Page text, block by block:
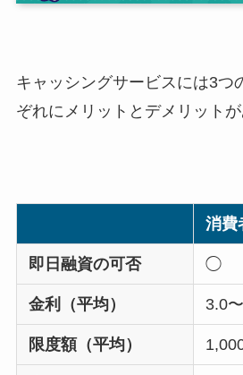
キャッシングサービスには3つ
ぞれにメリットとデメリットが
消費
即日融資の可否 ◯
金利（平均） 3.0
限度額（平均）